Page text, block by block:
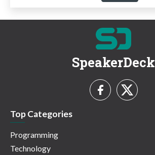
SpeakerDeck
Top Categories
Programming
Technology